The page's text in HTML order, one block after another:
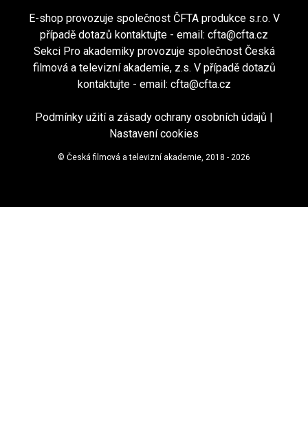
E-shop provozuje společnost ČFTA produkce s.r.o. V
případě dotazů kontaktujte - email: cfta@cfta.cz
Sekci Pro akademiky provozuje společnost Česká
filmová a televizní akademie, z.s. V případě dotazů
kontaktujte - email: cfta@cfta.cz
Podmínky užití a zásady ochrany osobních údajů |
Nastavení cookies
© Česká filmová a televizní akademie, 2018 - 2026